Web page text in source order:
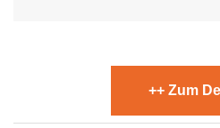
++ Zum